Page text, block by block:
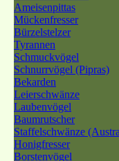
Ameisenpittas
Mückenfresser
Bürzelstelzer
Tyrannen
Schmuckvögel
Schnurrvögel (Pipras)
Bekarden
Leierschwänze
Laubenvögel
Baumrutscher
Staffelschwänze
Honigfresser
Borstenvögel